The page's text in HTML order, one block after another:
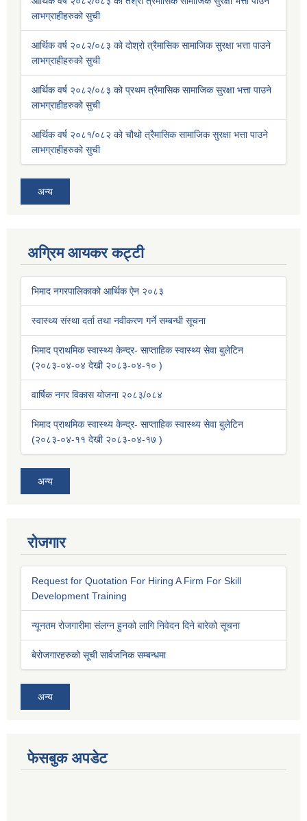
लाभग्राहीहरुको सुची
आर्थिक वर्ष २०८२/०८३ को दोश्रो त्रैमासिक सामाजिक सुरक्षा भत्ता पाउने
लाभग्राहीहरुको सुची
आर्थिक वर्ष २०८२/०८३ को प्रथम त्रैमासिक सामाजिक सुरक्षा भत्ता पाउने
लाभग्राहीहरुको सुची
आर्थिक वर्ष २०८१/०८२ को चौथो त्रैमासिक सामाजिक सुरक्षा भत्ता पाउने
लाभग्राहीहरुको सुची
अन्य
अग्रिम आयकर कट्टी
भिमाद नगरपालिकाको आर्थिक ऐन २०८३
स्वास्थ्य संस्था दर्ता तथा नवीकरण गर्ने सम्बन्धी सूचना
भिमाद प्राथमिक स्वास्थ्य केन्द्र- साप्ताहिक स्वास्थ्य सेवा बुलेटिन
(२०८३-०४-०४ देखी २०८३-०४-१० )
वार्षिक नगर विकास योजना २०८३/०८४
भिमाद प्राथमिक स्वास्थ्य केन्द्र- साप्ताहिक स्वास्थ्य सेवा बुलेटिन
(२०८३-०४-११ देखी २०८३-०४-१७ )
अन्य
रोजगार
Request for Quotation For Hiring A Firm For Skill
Development Training
न्यूनतम रोजगारीमा संलग्न हुनको लागि निवेदन दिने बारेको सूचना
बेरोजगारहरुको सूची सार्वजनिक सम्बन्धमा
अन्य
फेसबुक अपडेट